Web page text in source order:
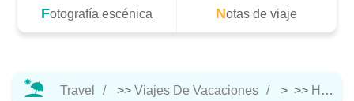
Fotografía escénica Notas de viaje
Travel >> Viajes De Vacaciones > >> Hotel Y Comida